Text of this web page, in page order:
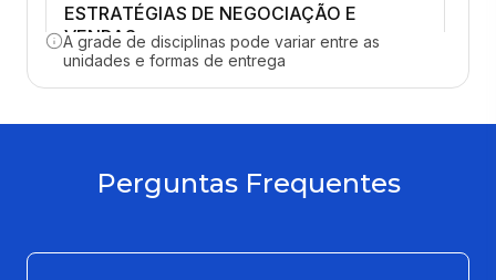
ESTRATÉGIAS DE NEGOCIAÇÃO E
VENDAS
36 horas
FINANÇAS E FORMAÇÃO DE PREÇOS
A grade de disciplinas pode variar entre as
unidades e formas de entrega
Perguntas Frequentes